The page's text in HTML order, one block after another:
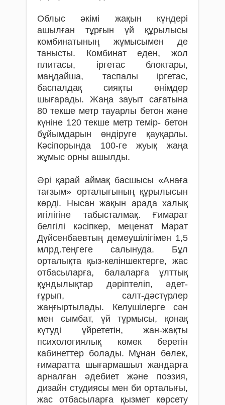
Облыс әкімі жақын күндері
ашылған тұрғын үй құрылысы
комбинатының жұмысымен де
танысты. Комбинат еден, жол
плитасы, іргетас блоктары,
маңдайша, таспалы іргетас,
баспалдақ сияқты өнімдер
шығарады. Жаңа зауыт сағатына
80 текше метр тауарлы бетон және
күніне 120 текше метр темір- бетон
бұйымдарын өндіруге қауқарлы.
Кәсіпорында 100-ге жуық жаңа
жұмыс орны ашылды.
Әрі қарай аймақ басшысы «Анаға
тағзым» орталығының құрылысын
көрді. Нысан жақын арада халық
игілігіне табысталмақ. Ғимарат
белгілі кәсіпкер, меценат Марат
Дүйсенбаевтың демеушілігімен 1,5
млрд.теңгеге салынуда. Бұл
орталықта қыз-келіншектерге, жас
отбасыларға, балаларға ұлттық
құндылықтар дәріптеліп, әдет-
ғұрып, салт-дәстүрлер
жаңғыртылады. Келушілерге сән
мен сымбат, үй тұрмысы, қонақ
күтуді үйрететін, жан-жақты
психологиялық көмек беретін
кабинеттер болады. Мұнан бөлек,
ғимаратта шығармашыл жандарға
арналған әдебиет және поэзия,
дизайн студиясы мен би орталығы,
жас отбасыларға қызмет көрсету